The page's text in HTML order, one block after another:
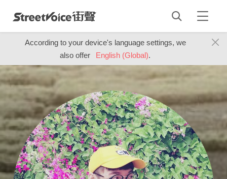
According to your device's language settings, we
also offer
English (Global).